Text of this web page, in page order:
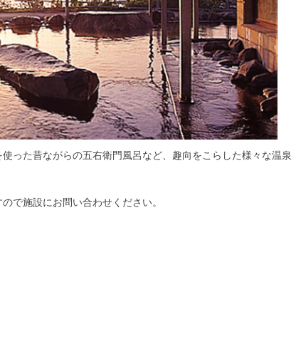
った昔ながらの五右衛門風呂など、趣向をこらした様々な温泉
で施設にお問い合わせください。